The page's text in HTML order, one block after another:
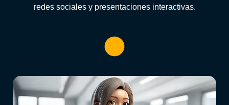
redes sociales y presentaciones interactivas.